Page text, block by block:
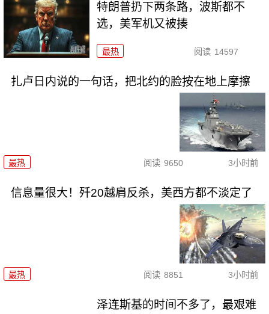
特朗普扔下两条路，波斯都不
选，美军机又被揍
最热 阅读 14597
扎卢日内说的一句话，把北约的脸按在地上摩擦
最热 阅读 9650 3小时前
信息量很大！歼20越肩反杀，美西方都不淡定了
最热 阅读 8851 3小时前
泽连斯基的时间不多了，最艰难